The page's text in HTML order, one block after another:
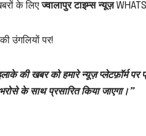
के लिएज्वालापुर टाइम्स न्यूज़
उंगलियों पर!
की खबर को हमारे न्यूज़ प्लेटफ़ॉर्म
के साथ प्रसारित किया जाएगा।”